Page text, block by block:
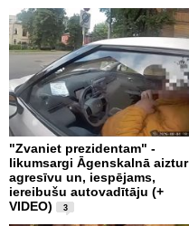
"Zvaniet prezidentam" -
likumsargi Āgenskalnā aiztur
agresīvu un, iespējams,
iereibušu autovadītāju (+
VIDEO)
3